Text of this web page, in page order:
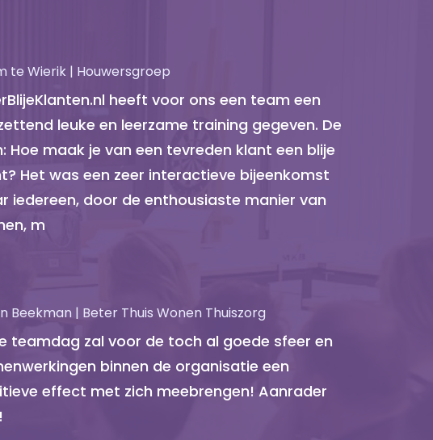
te Wierik | Houwersgroep
heeft voor ons een team een
leuke en leerzame training gegeven. De
Hoe maak je van een tevreden klant een blije
Het was een zeer interactieve bijeenkomst
iedereen, door de enthousiaste manier van
m
Beekman | Beter Thuis Wonen Thuiszorg
teamdag zal voor de toch al goede sfeer en
binnen de organisatie een
effect met zich meebrengen! Aanrader